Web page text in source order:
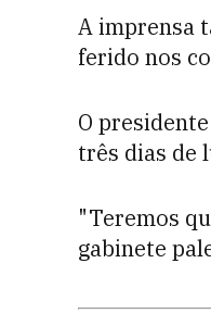
A imprensa
ferido nos
O
três dias de
"Teremos
gabinete